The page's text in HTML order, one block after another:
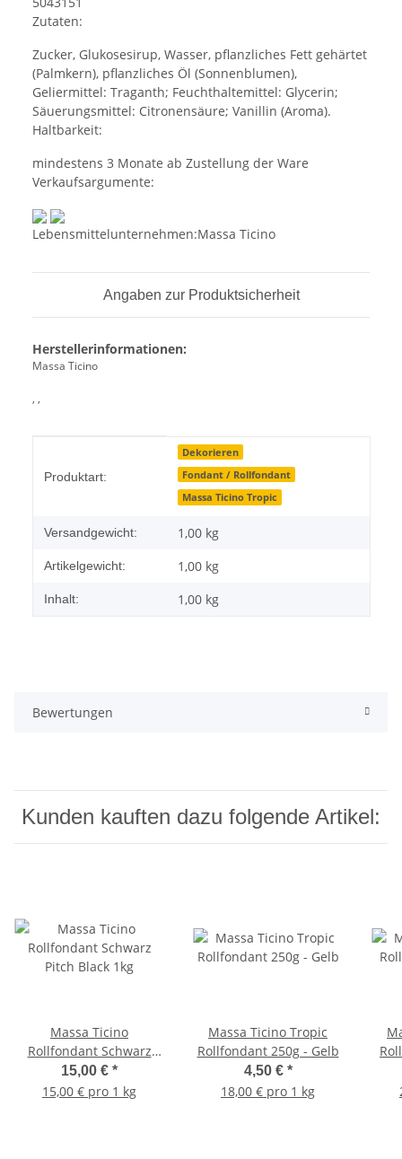
Zutaten:
Zucker, Glukosesirup, Wasser, pflanzliches Fett gehärtet
(Palmkern), pflanzliches Öl (Sonnenblumen),
Geliermittel: Traganth; Feuchthaltemittel: Glycerin;
Säuerungsmittel: Citronensäure; Vanillin (Aroma).
Haltbarkeit:
mindestens 3 Monate ab Zustellung der Ware
Verkaufsargumente:
Lebensmittelunternehmen:Massa Ticino
Angaben zur Produktsicherheit
Herstellerinformationen:
Massa Ticino
, ,
Produktart:
Dekorieren
Fondant / Rollfondant
Massa Ticino Tropic
Versandgewicht: 1,00 kg
Artikelgewicht: 1,00 kg
Inhalt: 1,00 kg
Bewertungen
Kunden kauften dazu folgende Artikel:
Massa Ticino
Rollfondant Schwarz
Pitch Black 1kg
15,00 € *
15,00 € pro 1 kg
Massa Ticino Tropic
Rollfondant 250g - Gelb
4,50 € *
18,00 € pro 1 kg